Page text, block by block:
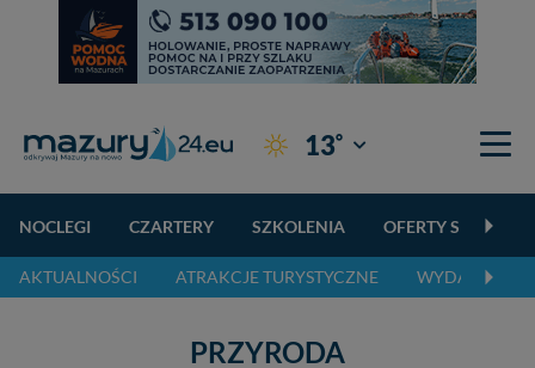
13° Giżycko
NOCLEGI CZARTERY SZKOLENIA OFERTY
AKTUALNOŚCI ATRAKCJE TURYSTYCZNE WYDARZENIA
PRZYRODA